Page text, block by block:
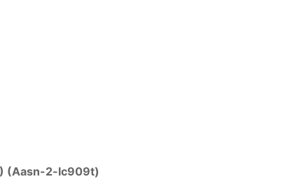
(Aasn-2-lc909t)